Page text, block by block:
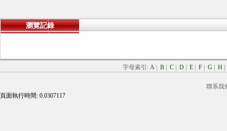
瀏覽記錄
字母索引: A B C D E F G H
聯系我
頁面執行時間: 0.0307117